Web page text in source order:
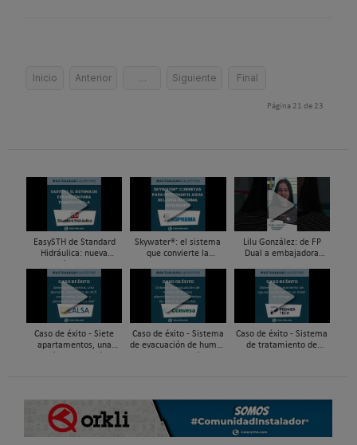
Inicio Anterior … Siguiente Final
Página 21 de 23
EasySTH de Standard
Hidráulica: nueva
de expansión para
tuberías PEX
Skywater®: el sistema
que convierte la
infraestructura activa de
gestión del agua...
Lilu González: de FP
Dual a embajadora
| Mecatrónica Industrial
Caso de éxito - Siete
apartamentos, una
Caso de éxito - Sistema
de evacuación de humos
Caso de éxito - Sistema
de tratamiento de